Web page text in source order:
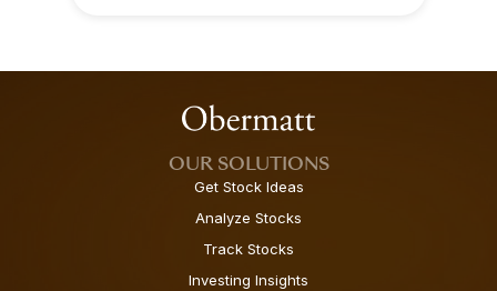
OUR SOLUTIONS
Get Stock Ideas
Analyze Stocks
Track Stocks
Investing Insights